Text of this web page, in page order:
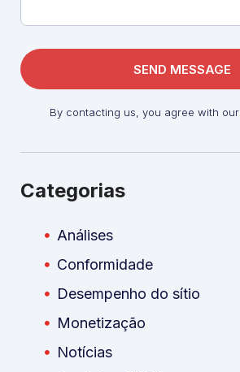
By contacting us, you agree with our
Categorias
Análises
Conformidade
Desempenho do sítio
Monetização
Notícias